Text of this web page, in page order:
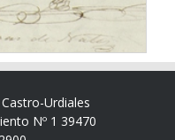
Urdiales
Nº 1 39470